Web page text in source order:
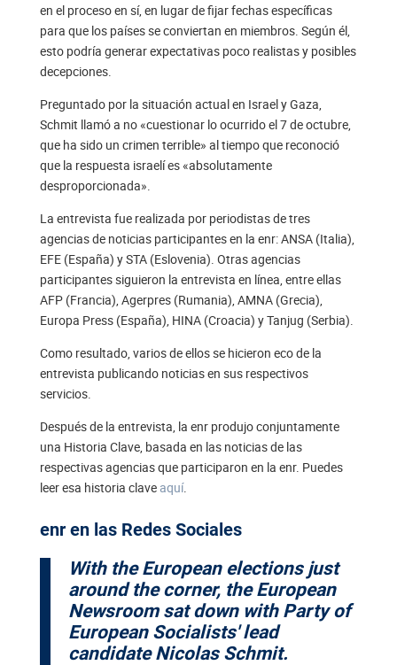
en el proceso en sí, en lugar de fijar fechas específicas
para que los países se conviertan en miembros. Según él,
esto podría generar expectativas poco realistas y posibles
decepciones.
Preguntado por la situación actual en Israel y Gaza,
Schmit llamó a no «cuestionar lo ocurrido el 7 de octubre,
que ha sido un crimen terrible» al tiempo que reconoció
que la respuesta israelí es «absolutamente
desproporcionada».
La entrevista fue realizada por periodistas de tres
agencias de noticias participantes en la enr: ANSA (Italia),
EFE (España) y STA (Eslovenia). Otras agencias
participantes siguieron la entrevista en línea, entre ellas
AFP (Francia), Agerpres (Rumania), AMNA (Grecia),
Europa Press (España), HINA (Croacia) y Tanjug (Serbia).
Como resultado, varios de ellos se hicieron eco de la
entrevista publicando noticias en sus respectivos
servicios.
Después de la entrevista, la enr produjo conjuntamente
una Historia Clave, basada en las noticias de las
respectivas agencias que participaron en la enr. Puedes
leer esa historia claveaquí.
enr en las Redes Sociales
With the European elections just
around the corner, the European
Newsroom sat down with Party of
European Socialists' lead
candidate Nicolas Schmit.